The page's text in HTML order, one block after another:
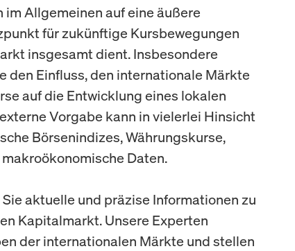
Allgemeinen auf eine äußere
für zukünftige Kursbewegungen
insgesamt dient. Insbesondere
den Einfluss, den internationale Märkte
auf die Entwicklung eines lokalen
Vorgabe kann in vielerlei Hinsicht
Börsenindizes, Währungskurse,
Daten.
aktuelle und präzise Informationen zu
Kapitalmarkt. Unsere Experten
der internationalen Märkte und stellen